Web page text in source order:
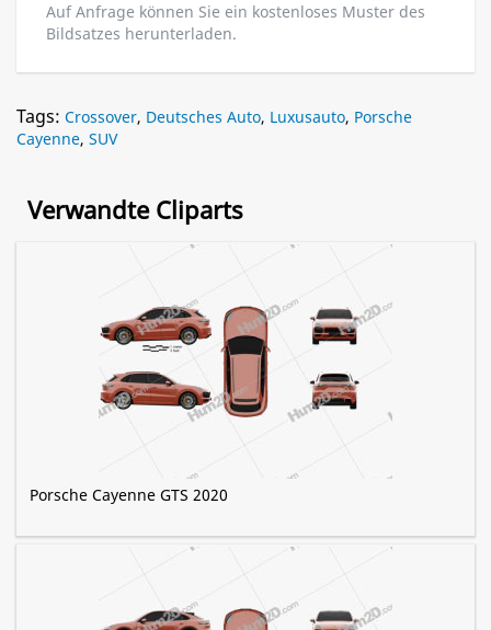
Auf Anfrage können Sie ein kostenloses Muster des
Bildsatzes herunterladen.
Tags: Crossover, Deutsches Auto, Luxusauto, Porsche
Cayenne, SUV
Verwandte Cliparts
Porsche Cayenne GTS 2020